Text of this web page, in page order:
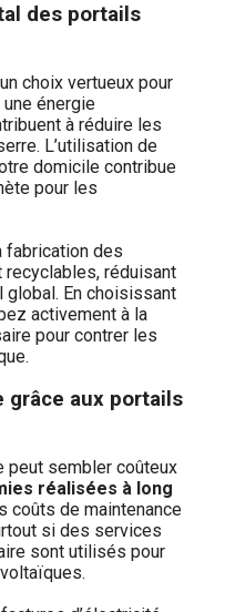
des portails
choix vertueux pour
une énergie
à réduire les
L’utilisation de
domicile contribue
pour les
fabrication des
réduisant
global. En choisissant
activement à la
pour contrer les
grâce aux portails
peut sembler coûteux
réalisées à long
coûts de maintenance
si des services
sont utilisés pour